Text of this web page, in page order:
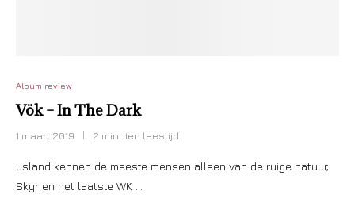
Album review
Vök – In The Dark
1 maart 2019 2 minuten leestijd
IJsland kennen de meeste mensen alleen van de ruige natuur,
Skyr en het laatste WK …